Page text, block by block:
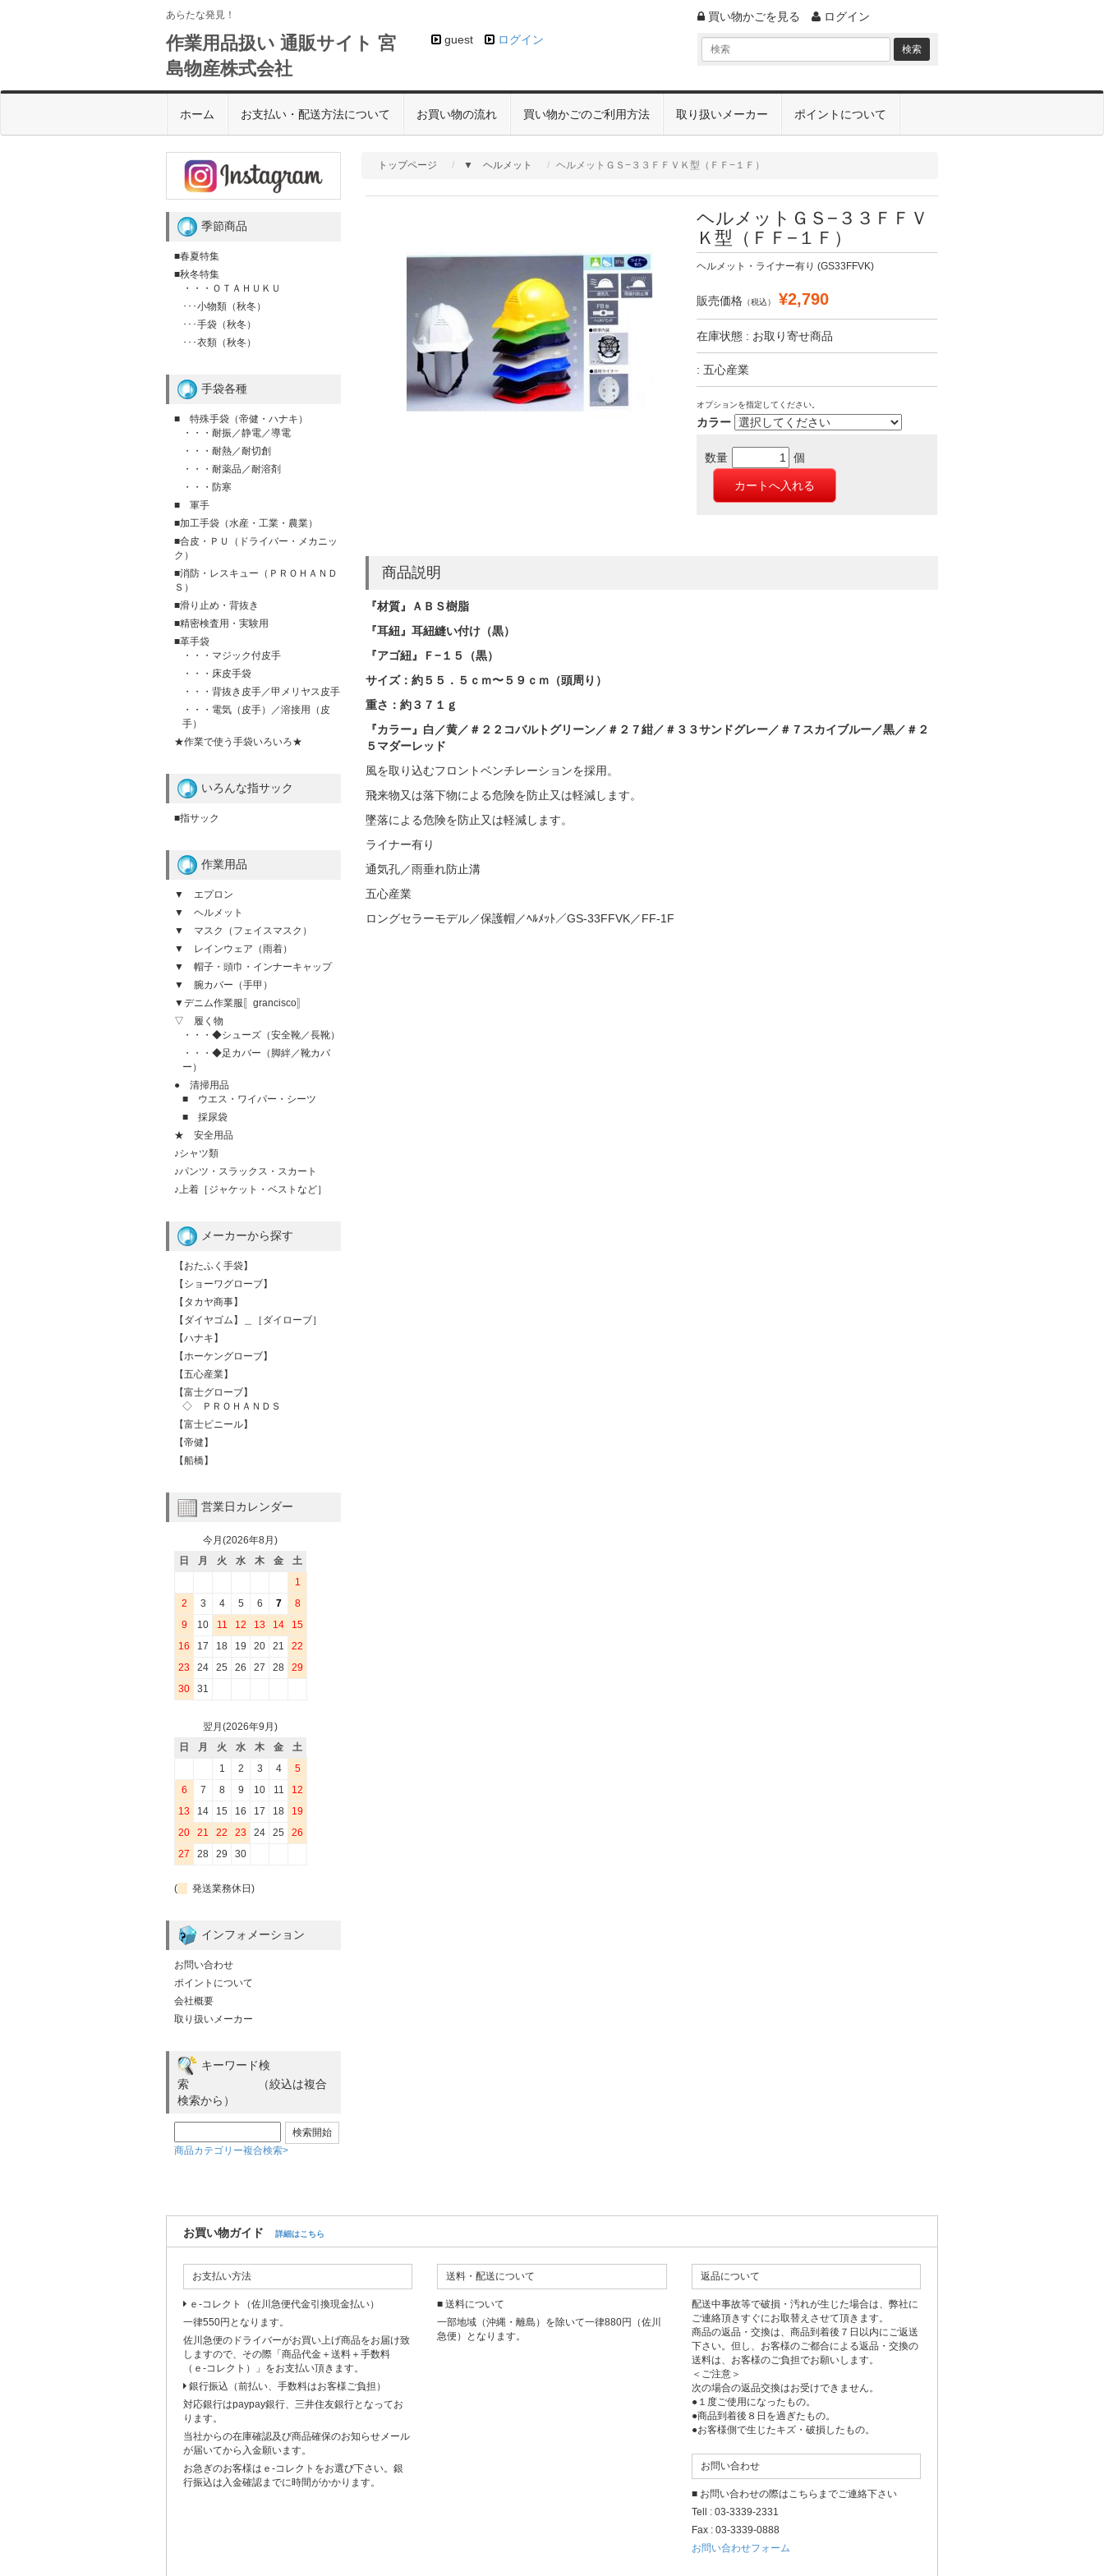
あらたな発見！
作業用品扱い 通販サイト 宮
島物産株式会社
guest ログイン
買い物かごを見る ログイン
ホーム お支払い・配送方法について お買い物の流れ 買い物かごのご利用方法 取り扱いメーカー ポイントについて
トップページ ▼ ヘルメット ヘルメットＧＳ−３３ＦＦＶＫ型（ＦＦ−１Ｆ）
ヘルメットＧＳ−３３ＦＦＶ
Ｋ型（ＦＦ−１Ｆ）
ヘルメット・ライナー有り (GS33FFVK)
販売価格（税込） ¥2,790
在庫状態 : お取り寄せ商品
: 五心産業
オプションを指定してください。
カラー
数量 個
商品説明
『材質』ＡＢＳ樹脂
『耳紐』耳紐縫い付け（黒）
『アゴ紐』Ｆ−１５（黒）
サイズ：約５５．５ｃｍ〜５９ｃｍ（頭周り）
重さ：約３７１ｇ
『カラー』白／黄／ ＃２２コバルトグリーン／＃２７紺／＃３３サンドグレー／＃７スカイブルー／黒／＃２
５マダーレッド
風を取り込むフロントベンチレーションを採用。
飛来物又は落下物による危険を防止又は軽減します。
墜落による危険を防止又は軽減します。
ライナー有り
通気孔／雨垂れ防止溝
五心産業
ロングセラーモデル／保護帽／ﾍﾙﾒｯﾄ／GS-33FFVK／FF-1F
季節商品
■春夏特集
■秋冬特集
・・・ＯＴＡＨＵＫＵ
･･･小物類（秋冬）
･･･手袋（秋冬）
･･･衣類（秋冬）
手袋各種
■ 特殊手袋（帝健・ハナキ）
・・・耐振／静電／導電
・・・耐熱／耐切創
・・・耐薬品／耐溶剤
・・・防寒
■ 軍手
■加工手袋（水産・工業・農業）
■合皮・ＰＵ（ドライバー・メカニッ
ク）
■消防・レスキュー（ＰＲＯＨＡＮＤ
Ｓ）
■滑り止め・背抜き
■精密検査用・実験用
■革手袋
・・・マジック付皮手
・・・床皮手袋
・・・背抜き皮手／甲メリヤス皮手
・・・電気（皮手）／溶接用（皮
手）
★作業で使う手袋いろいろ★
いろんな指サック
■指サック
作業用品
▼ エプロン
▼ ヘルメット
▼ マスク（フェイスマスク）
▼ レインウェア（雨着）
▼ 帽子・頭巾・インナーキャップ
▼ 腕カバー（手甲）
▼デニム作業服〚grancisco〛
▽ 履く物
・・・◆シューズ（安全靴／長靴）
・・・◆足カバー（脚絆／靴カバ
ー）
● 清掃用品
■ ウエス・ワイパー・シーツ
■ 採尿袋
★ 安全用品
♪シャツ類
♪パンツ・スラックス・スカート
♪上着［ジャケット・ベストなど］
メーカーから探す
【おたふく手袋】
【ショーワグローブ】
【タカヤ商事】
【ダイヤゴム】＿［ダイローブ］
【ハナキ】
【ホーケングローブ】
【五心産業】
【富士グローブ】
◇ ＰＲＯＨＡＮＤＳ
【富士ビニール】
【帝健】
【船橋】
営業日カレンダー
今月(2026年8月)
日
月 火 水 木 金
土
1
2
3 4 5 6 7
8
9
10 11 12 13 14
15
16
17 18 19 20 21
22
23
24 25 26 27 28
29
30
31
翌月(2026年9月)
日
月 火 水 木 金
土
1
2 3 4
5
6
7 8 9 10 11
12
13
14 15 16 17 18
19
20
21 22 23 24 25
26
27
28 29 30
( 発送業務休日)
インフォメーション
お問い合わせ
ポイントについて
会社概要
取り扱いメーカー
キーワード検
索 （絞込は複合
検索から）
商品カテゴリー複合検索>
お買い物ガイド 詳細はこちら
お支払い方法
ｅ-コレクト（佐川急便代金引換現金払い）
一律550円となります。
佐川急便のドライバーがお買い上げ商品をお届け致
しますので、その際「商品代金＋送料＋手数料
（ｅ-コレクト）」をお支払い頂きます。
銀行振込（前払い、手数料はお客様ご負担）
対応銀行はpaypay銀行、三井住友銀行となってお
ります。
当社からの在庫確認及び商品確保のお知らせメール
が届いてから入金願います。
お急ぎのお客様はｅ-コレクトをお選び下さい。銀
行振込は入金確認までに時間がかかります。
送料・配送について
■ 送料について
一部地域（沖縄・離島）を除いて一律880円（佐川
急便）となります。
返品について
配送中事故等で破損・汚れが生じた場合は、弊社に
ご連絡頂きすぐにお取替えさせて頂きます。
商品の返品・交換は、商品到着後７日以内にご返送
下さい。但し、お客様のご都合による返品・交換の
送料は、お客様のご負担でお願いします。
＜ご注意＞
次の場合の返品交換はお受けできません。
●１度ご使用になったもの。
●商品到着後８日を過ぎたもの。
●お客様側で生じたキズ・破損したもの。
お問い合わせ
■ お問い合わせの際はこちらまでご連絡下さい
Tell : 03-3339-2331
Fax : 03-3339-0888
お問い合わせフォーム